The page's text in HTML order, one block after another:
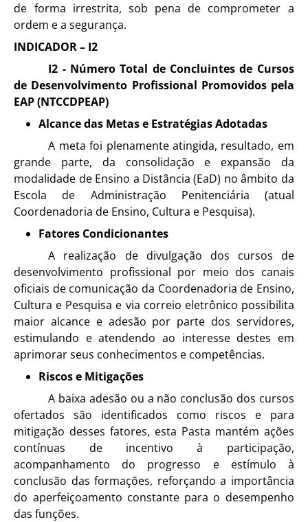
de forma irrestrita, sob pena de comprometer a
ordem e a segurança.
INDICADOR – I2
I2 - Número Total de Concluintes de Cursos
de Desenvolvimento Profissional Promovidos pela
EAP (NTCCDPEAP)
Alcance das Metas e Estratégias Adotadas
A meta foi plenamente atingida, resultado, em
grande parte, da consolidação e expansão da
modalidade de Ensino a Distância (EaD) no âmbito da
Escola de Administração Penitenciária (atual
Coordenadoria de Ensino, Cultura e Pesquisa).
Fatores Condicionantes
A realização de divulgação dos cursos de
desenvolvimento profissional por meio dos canais
oficiais de comunicação da Coordenadoria de Ensino,
Cultura e Pesquisa e via correio eletrônico possibilita
maior alcance e adesão por parte dos servidores,
estimulando e atendendo ao interesse destes em
aprimorar seus conhecimentos e competências.
Riscos e Mitigações
A baixa adesão ou a não conclusão dos cursos
ofertados são identificados como riscos e para
mitigação desses fatores, esta Pasta mantém ações
contínuas de incentivo à participação,
acompanhamento do progresso e estímulo à
conclusão das formações, reforçando a importância
do aperfeiçoamento constante para o desempenho
das funções.